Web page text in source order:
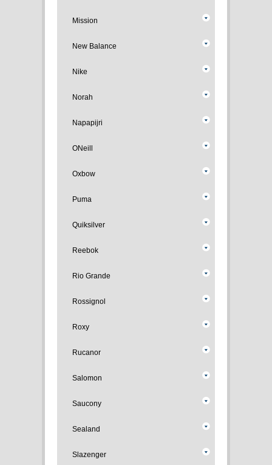
Mission
New Balance
Nike
Norah
Napapijri
ONeill
Oxbow
Puma
Quiksilver
Reebok
Rio Grande
Rossignol
Roxy
Rucanor
Salomon
Saucony
Sealand
Slazenger